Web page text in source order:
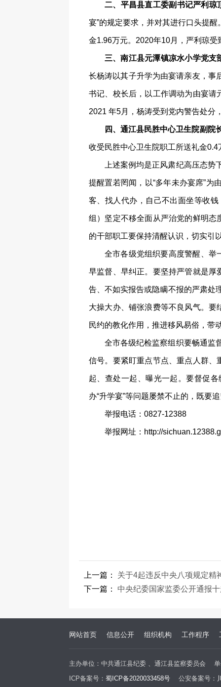
二、平昌县直工委副书记严利琼
宴”的规定要求，并对其进行口头提
金1.96万元。2020年10月，严利琼
三、南江县元潭镇凉水小学党支
长杨涛以其子升学为由宴请亲友，事
书记、校长后，以工作调动为由宴请
2021 年5月，杨涛受到党内警告处分
四、通江县民胜中心卫生院副院
收受民胜中心卫生院职工所送礼金
上述案例均是正风肃纪高压态
提醒置若罔闻，以“多年未办宴席”为
客、找人代办，自己不出面坐等收
组）坚定不移全面从严治党的鲜明
的干部职工要保持清醒认识，切实引
全市各级党组织要高度警醒、举
早监督、早纠正。要坚持严管就是
告、不如实报告或隐瞒不报的严肃处
大操大办、铺张浪费等不良风气。
民约的教化作用，推进移风易俗，带
全市各级纪检监察组织要畅通监
信号。要紧盯重点节点、重点人群
起、查处一起、曝光一起。要督促
办“升学宴”等问题屡禁不止的，既要
举报电话：0827-12388
举报网址：http://
上一篇： 关于4起违反中央八项规定精
下一篇： 中央纪委国家监委公开通报
网站首页 信息公开 组织机构 工作程序
主办单位：中共通江县纪委 、通江县监察委员会
ICP备案号： 蜀ICP备2020033458号 公安备案号：